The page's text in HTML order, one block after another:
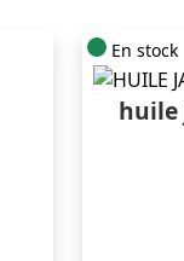
En stock
huile